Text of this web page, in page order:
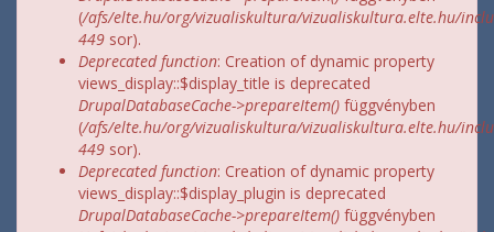
(/afs/elte.hu/org/vizualiskultura/vizualiskultura.elte.hu/
449 sor).
Deprecated function: Creation of dynamic property
views_display::$display_title is deprecated
DrupalDatabaseCache->prepareItem() függvényben
(/afs/elte.hu/org/vizualiskultura/vizualiskultura.elte.hu/
449 sor).
Deprecated function: Creation of dynamic property
views_display::$display_plugin is deprecated
DrupalDatabaseCache->prepareItem() függvényben